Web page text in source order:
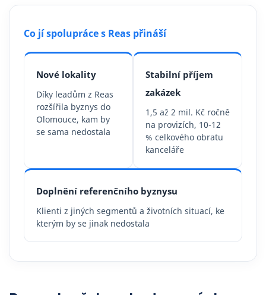
Co jí spolupráce s Reas přináší
Nové lokality
Díky leadům z Reas
rozšířila byznys do
Olomouce, kam by
se sama nedostala
Stabilní příjem
zakázek
1,5 až 2 mil. Kč ročně
na provizích, 10-12
% celkového obratu
kanceláře
Doplnění referenčního byznysu
Klienti z jiných segmentů a životních situací, ke
kterým by se jinak nedostala